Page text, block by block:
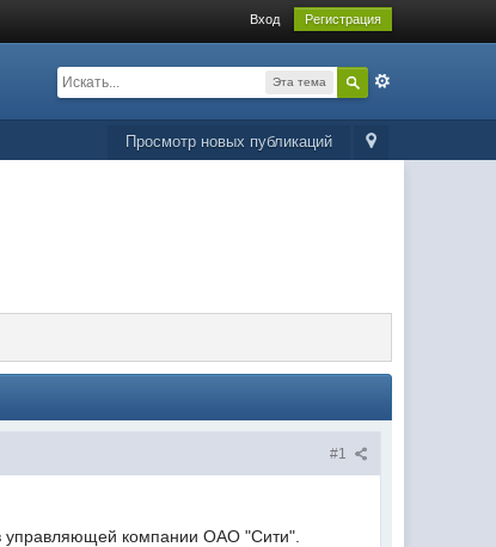
Вход Регистрация
Эта тема
Просмотр новых публикаций
#1
управляющей компании ОАО "Сити".